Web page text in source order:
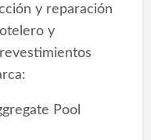
y reparación
y
Pool